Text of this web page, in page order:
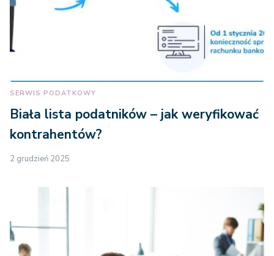
SERWIS PODATKOWY
Biała lista podatników – jak weryfikować
kontrahentów?
2 grudzień 2025